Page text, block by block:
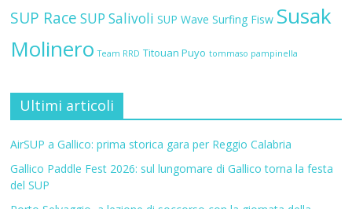
SUP Race SUP Salivoli SUP Wave Surfing Fisw Susak
Molinero Team RRD Titouan Puyo tommaso pampinella
Ultimi articoli
AirSUP a Gallico: prima storica gara per Reggio Calabria
Gallico Paddle Fest 2026: sul lungomare di Gallico torna la festa
del SUP